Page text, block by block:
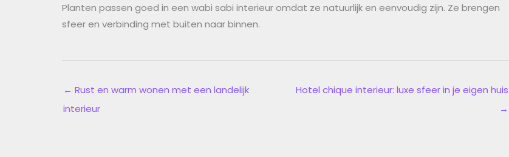
Planten passen goed in een wabi sabi interieur omdat ze natuurlijk en eenvoudig zijn. Ze brengen
sfeer en verbinding met buiten naar binnen.
← Rust en warm wonen met een landelijk
interieur
Hotel chique interieur: luxe sfeer in je eigen huis
→